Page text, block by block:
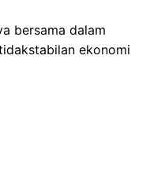
bersama dalam
ekonomi